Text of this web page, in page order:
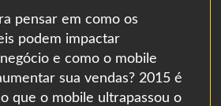
pensar em como os
podem impactar
e como o mobile
sua vendas? 2015 é
que o mobile ultrapassou o